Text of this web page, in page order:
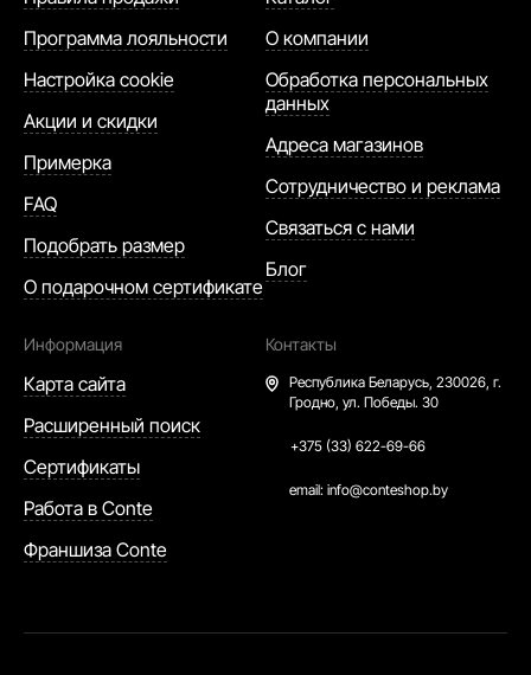
Программа лояльности
Настройка cookie
Акции и скидки
Примерка
FAQ
Подобрать размер
О подарочном сертификате
О компании
Обработка персональных
данных
Адреса магазинов
Сотрудничество и реклама
Связаться с нами
Блог
Информация
Карта сайта
Расширенный поиск
Сертификаты
Работа в Conte
Франшиза Conte
Контакты
Республика Беларусь, 230026, г.
Гродно, ул. Победы. 30
+375 (33) 622-69-66
email: info@conteshop.by